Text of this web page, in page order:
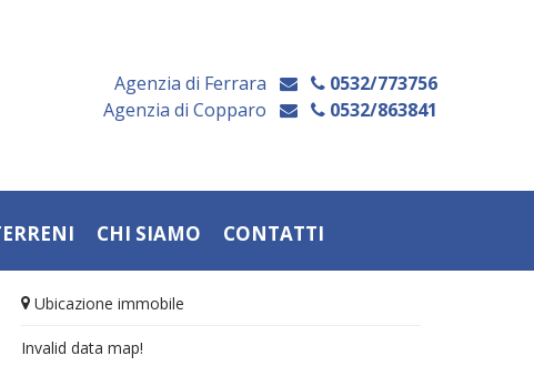
Agenzia di Ferrara
0532/773756
Agenzia di Copparo
0532/863841
CHI SIAMO CONTATTI
Ubicazione immobile
Invalid data map!